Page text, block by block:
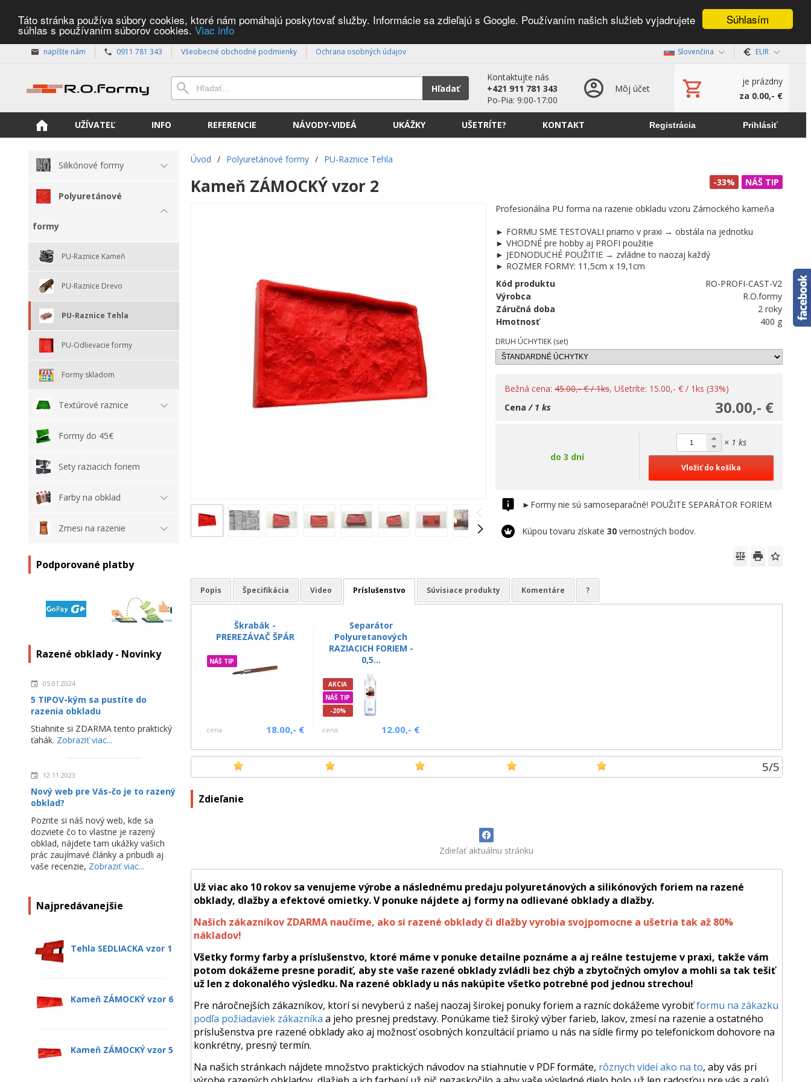
Súhlasím
Táto stránka používa súbory cookies, ktoré nám pomáhajú poskytovať služby. Informácie sa zdieľajú s Google. Používaním našich služieb vyjadrujete
súhlas s používaním súborov cookies. Viac info
napíšte nám 0911 781 343 Všeobecné obchodné podmienky Ochrana osobných údajov Slovenčina EUR
Hľadať
Kontaktujte nás
+421 911 781 343
Po-Pia: 9:00-17:00
Môj účet
je prázdny
za 0.00,- €
Registrácia Prihlásiť
UŽÍVATEĽ INFO REFERENCIE NÁVODY-VIDEÁ UKÁŽKY UŠETRÍTE? KONTAKT
Silikónové formy
Polyuretánové
formy
PU-Raznice Kameň
PU-Raznice Drevo
PU-Raznice Tehla
PU-Odlievacie formy
Formy skladom
Textúrové raznice
Formy do 45€
Sety raziacich foriem
Farby na obklad
Zmesi na razenie
Podporované platby
Razené obklady - Novinky
05.01.2024
5 TIPOV-kým sa pustíte do
razenia obkladu
Stiahnite si ZDARMA tento praktický
ťahák. Zobraziť viac...
12.11.2023
Nový web pre Vás-čo je to razený
obklad?
Pozrite si náš nový web, kde sa
dozviete čo to vlastne je razený
obklad, nájdete tam ukážky vašich
prác zaujímavé články a pribudli aj
vaše recenzie, Zobraziť viac...
Najpredávanejšie
Tehla SEDLIACKA vzor 1
Kameň ZÁMOCKÝ vzor 6
Kameň ZÁMOCKÝ vzor 5
Úvod / Polyuretánové formy / PU-Raznice Tehla
NÁŠ TIP
-33%
Kameň ZÁMOCKÝ vzor 2
Profesionálna PU forma na razenie obkladu vzoru Zámockého kameňa
► FORMU SME TESTOVALI priamo v praxi → obstála na jednotku
► VHODNÉ pre hobby aj PROFI použitie
► JEDNODUCHÉ POUŽITIE → zvládne to naozaj každý
► ROZMER FORMY: 11,5cm x 19,1cm
Kód produktu
RO-PROFI-CAST-V2
Výrobca
R.O.formy
Záručná doba
2 roky
Hmotnosť
400 g
DRUH ÚCHYTIEK (set)
Bežná cena:45.00,- € / 1ks, Ušetríte: 15.00,- € / 1ks (33%)
30.00,- €
Cena / 1 ks
do 3 dní
× 1 ks
Vložiť do košíka
►Formy nie sú samoseparačné! POUŽITE SEPARÁTOR FORIEM
Kúpou tovaru získate30 vernostných bodov.
Popis Špecifikácia Video Príslušenstvo Súvisiace produkty Komentáre ?
Škrabák -
PREREZÁVAČ ŠPÁR
NÁŠ TIP
cena 18.00,- €
Separátor
Polyuretanových
RAZIACICH FORIEM -
0,5...
AKCIA
NÁŠ TIP
-20%
cena 12.00,- €
5/5
Zdieľanie
Zdieľať aktuálnu stránku
Už viac ako 10 rokov sa venujeme výrobe a následnému predaju polyuretánových a silikónových foriem na razené
obklady, dlažby a efektové omietky. V ponuke nájdete aj formy na odlievané obklady a dlažby.
Našich zákazníkov ZDARMA naučíme, ako si razené obklady či dlažby vyrobia svojpomocne a ušetria tak až 80%
nákladov!
Všetky formy farby a príslušenstvo, ktoré máme v ponuke detailne poznáme a aj reálne testujeme v praxi, takže vám
potom dokážeme presne poradiť, aby ste vaše razené obklady zvládli bez chýb a zbytočných omylov a mohli sa tak tešiť
už len z dokonalého výsledku. Na razené obklady u nás nakúpite všetko potrebné pod jednou strechou!
Pre náročnejších zákazníkov, ktorí si nevyberú z našej naozaj širokej ponuky foriem a razníc dokážeme vyrobiťformu na zákazku
podľa požiadaviek zákazníka a jeho presnej predstavy. Ponúkame tiež široký výber farieb, lakov, zmesí na razenie a ostatného
príslušenstva pre razené obklady ako aj možnosť osobných konzultácií priamo u nás na sídle firmy po telefonickom dohovore na
konkrétny, presný termín.
Na našich stránkach nájdete množstvo praktických návodov na stiahnutie v PDF formáte, rôznych videí ako na to, aby vás pri